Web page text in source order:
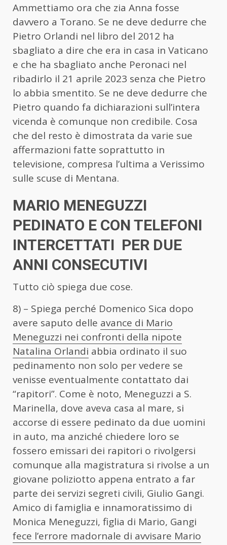
Ammettiamo ora che zia Anna fosse
davvero a Torano. Se ne deve dedurre che
Pietro Orlandi nel libro del 2012 ha
sbagliato a dire che era in casa in Vaticano
e che ha sbagliato anche Peronaci nel
ribadirlo il 21 aprile 2023 senza che Pietro
lo abbia smentito. Se ne deve dedurre che
Pietro quando fa dichiarazioni sull’intera
vicenda è comunque non credibile. Cosa
che del resto è dimostrata da varie sue
affermazioni fatte soprattutto in
televisione, compresa l’ultima a Verissimo
sulle scuse di Mentana.
MARIO MENEGUZZI
PEDINATO E CON TELEFONI
INTERCETTATI PER DUE
ANNI CONSECUTIVI
Tutto ciò spiega due cose.
8) – Spiega perché Domenico Sica dopo
avere saputo delle avance di Mario
Meneguzzi nei confronti della nipote
Natalina Orlandi abbia ordinato il suo
pedinamento non solo per vedere se
venisse eventualmente contattato dai
“rapitori”. Come è noto, Meneguzzi a S.
Marinella, dove aveva casa al mare, si
accorse di essere pedinato da due uomini
in auto, ma anziché chiedere loro se
fossero emissari dei rapitori o rivolgersi
comunque alla magistratura si rivolse a un
giovane poliziotto appena entrato a far
parte dei servizi segreti civili, Giulio Gangi.
Amico di famiglia e innamoratissimo di
Monica Meneguzzi, figlia di Mario, Gangi
fece l’errore madornale di avvisare Mario